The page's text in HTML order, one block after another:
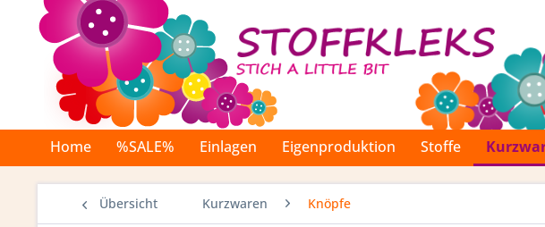
Home %SALE% Einlagen Eigenproduktion Stoffe
Übersicht Kurzwaren Knöpfe